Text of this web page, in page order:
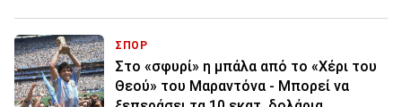
ΣΠΟΡ
Στο «σφυρί» η μπάλα από το «Χέρι του
Θεού» του Μαραντόνα - Μπορεί να